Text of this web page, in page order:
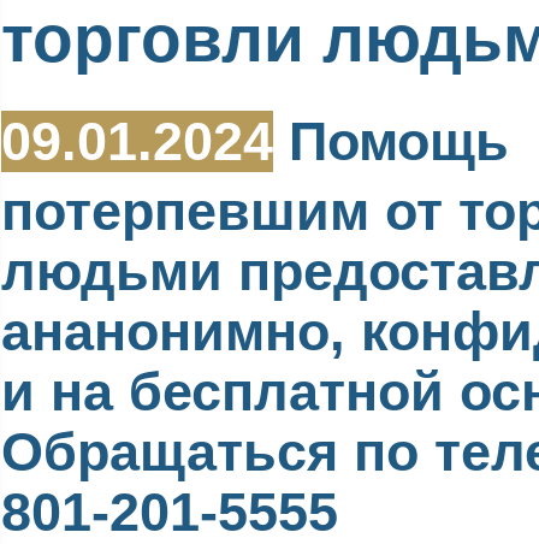
торговли
09.01.2024 Помощь
потерпевшим от
людьми
ананонимно,
и на бесплатной
Обращаться по
801-201-5555